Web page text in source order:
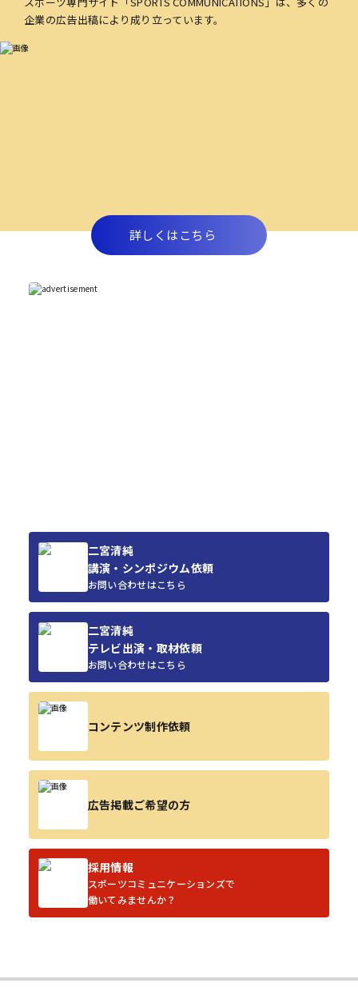
企業の広告出稿により成り立っています。
詳しくはこちら
二宮清純
講演・シンポジウム依頼
お問い合わせはこちら
二宮清純
テレビ出演・取材依頼
お問い合わせはこちら
コンテンツ制作依頼
広告掲載ご希望の方
採用情報
スポーツコミュニケーションズで
働いてみませんか？